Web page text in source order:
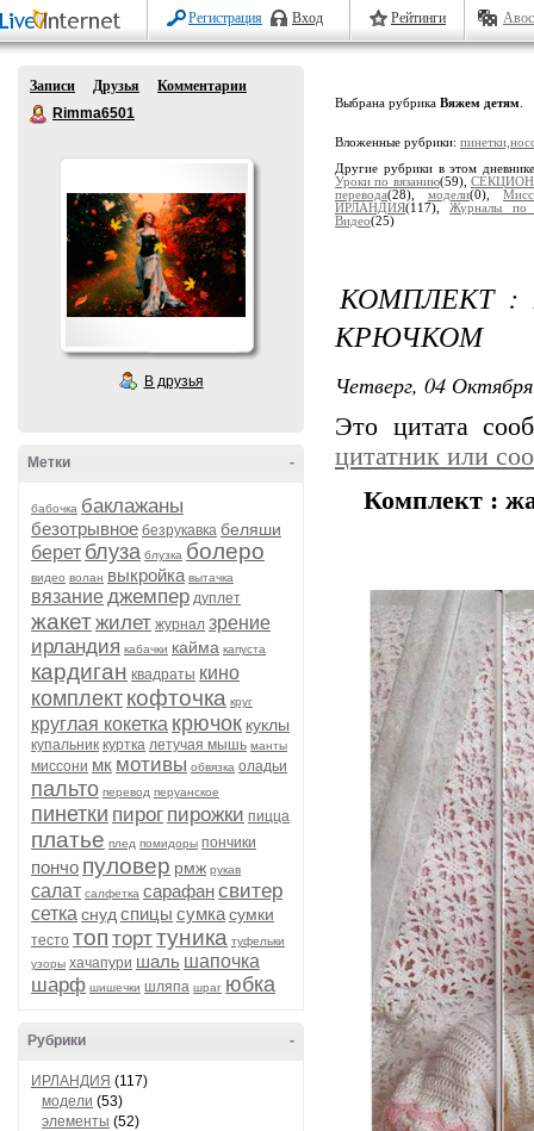
Регистрация Вход Рейтинги
Записи Друзья
Комментарии
Rimma6501
В друзья
-
Метки
бабочка баклажаны
безотрывное безрукавка беляши
берет блуза блузка болеро
видео волан выкройка вытачка
вязаниеджемпер дуплет
жакетжилет журнал зрение
ирландия кабачки кайма капуста
кардиган квадраты кино
комплект кофточка круг
круглая кокетка крючок куклы
купальник куртка летучая мышь манты
миссони мк мотивы обвязка оладьи
пальто перевод перуанское
пинетки пирог пирожки пицца
платье плед помидоры пончики
пончо пуловер рмж рукав
салат салфетка сарафансвитер
сетка снуд спицы сумкасумки
тесто топ торттуника туфельки
узоры хачапури шаль шапочка
шарф шишечки шляпа шраг юбка
-
Рубрики
ИРЛАНДИЯ (117)
модели (53)
элементы (52)
Выбрана рубрика Вяжем детям
Вложенные рубрики:
Другие рубрики в этом
Уроки по вязанию(59),
перевода(28), модели(0),
ИРЛАНДИЯ(117),Журналы по
Видео(25)
КОМПЛЕКТ
КРЮЧКОМ
Четверг, 04
Это цитата
цитатник или
Комплект :